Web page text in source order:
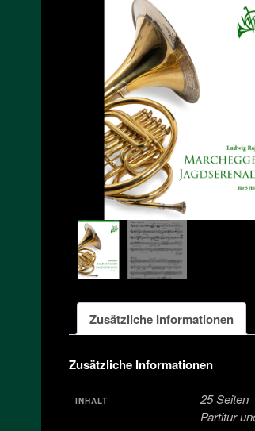
Zusätzliche Informationen
Zusätzliche Informationen
INHALT
25 Seiten
Partitur